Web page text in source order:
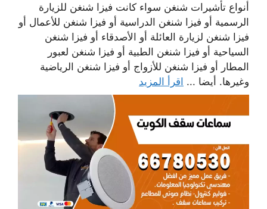
أنواع تأشيرات شنغن سواء كانت فيزا شنغن للزيارة
الرسمية أو فيزا شنغن الدراسية أو فيزا شنغن للأعمال أو
فيزا شنغن لزيارة العائلة أو الأصدقاء أو فيزا شنغن
السياحية أو فيزا شنغن الطبية أو فيزا شنغن لعبور
المطار أو فيزا شنغن للأزواج أو فيزا شنغن الرياضية
وغيرها. أيضا ... اقرأ المزيد